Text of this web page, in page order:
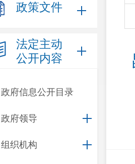
政策文件
法定主动
公开内容
政府信息公开目录
政府领导
组织机构